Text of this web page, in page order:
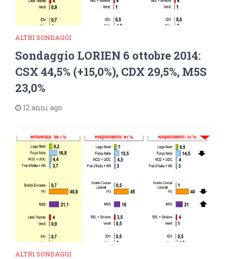
ALTRI SONDAGGI
Sondaggio LORIEN 6 ottobre 2014:
CSX 44,5% (+15,0%), CDX 29,5%, M5S
23,0%
12 anni ago
ALTRI SONDAGGI